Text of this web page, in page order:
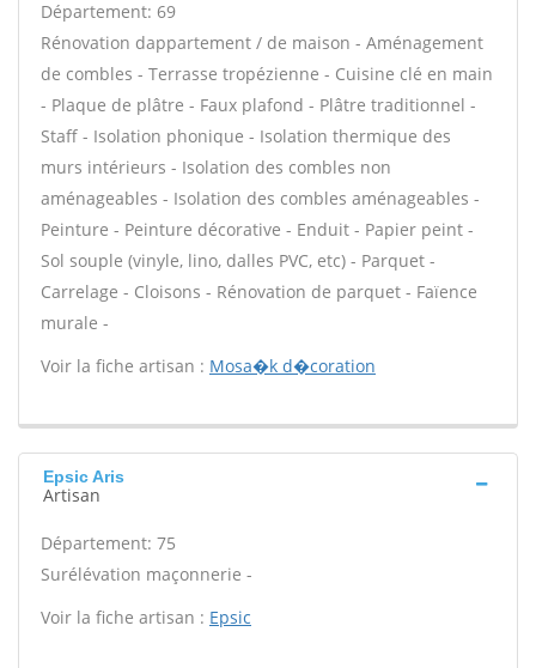
Département: 69
Rénovation dappartement / de maison - Aménagement
de combles - Terrasse tropézienne - Cuisine clé en main
- Plaque de plâtre - Faux plafond - Plâtre traditionnel -
Staff - Isolation phonique - Isolation thermique des
murs intérieurs - Isolation des combles non
aménageables - Isolation des combles aménageables -
Peinture - Peinture décorative - Enduit - Papier peint -
Sol souple (vinyle, lino, dalles PVC, etc) - Parquet -
Carrelage - Cloisons - Rénovation de parquet - Faïence
murale -
Voir la fiche artisan : Mosa�k d�coration
Epsic Aris
Artisan
Département: 75
Surélévation maçonnerie -
Voir la fiche artisan : Epsic